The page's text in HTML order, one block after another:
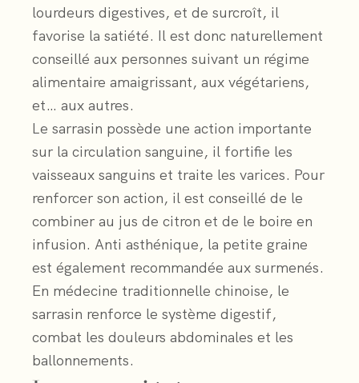
lourdeurs digestives, et de surcroît, il
favorise la satiété. Il est donc naturellement
conseillé aux personnes suivant un régime
alimentaire amaigrissant, aux végétariens,
et… aux autres.
Le sarrasin possède une action importante
sur la circulation sanguine, il fortifie les
vaisseaux sanguins et traite les varices. Pour
renforcer son action, il est conseillé de le
combiner au jus de citron et de le boire en
infusion. Anti asthénique, la petite graine
est également recommandée aux surmenés.
En médecine traditionnelle chinoise, le
sarrasin renforce le système digestif,
combat les douleurs abdominales et les
ballonnements.